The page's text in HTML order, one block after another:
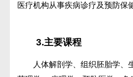
医疗机构从事疾病诊疗及预防保
3.主要课程
人体解剖学、组织胚胎学、